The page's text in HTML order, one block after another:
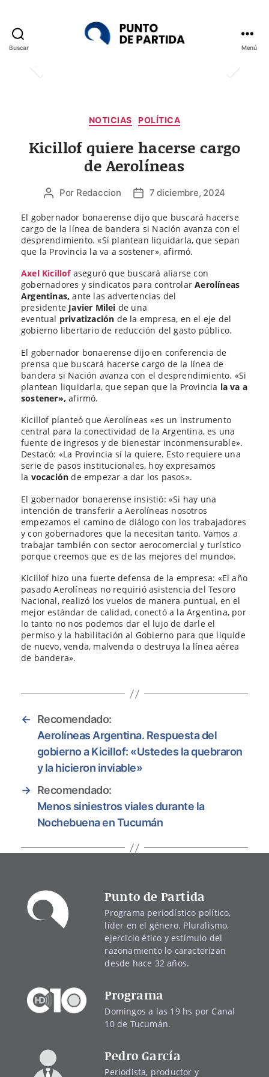
Buscar Menú
Categorías
NOTICIAS POLÍTICA
Kicillof quiere hacerse cargo
de Aerolíneas
Autor
la
entrada
Por Redaccion
Fecha
la
entrada
7 diciembre, 2024
El gobernador bonaerense dijo que buscará hacerse
cargo de la línea de bandera si Nación avanza con el
desprendimiento. «Si plantean liquidarla, que sepan
que la Provincia la va a sostener», afirmó.
Axel Kicillofaseguró que buscará aliarse con
gobernadores y sindicatos para controlarAerolíneas
Argentinas, ante las advertencias del
presidente Javier Milei de una
eventual privatización de la empresa, en el eje del
gobierno libertario de reducción del gasto público.
El gobernador bonaerense dijo en conferencia de
prensa que buscará hacerse cargo de la línea de
bandera si Nación avanza con el desprendimiento. «Si
plantean liquidarla, que sepan que la Provincia la va a
sostener»,afirmó.
Kicillof planteó que Aerolíneas «es un instrumento
central para la conectividad de la Argentina, es una
fuente de ingresos y de bienestar inconmensurable».
Destacó: «La Provincia sí la quiere. Esto requiere una
serie de pasos institucionales, hoy expresamos
la vocaciónde empezar a dar los pasos».
El gobernador bonaerense insistió: «Si hay una
intención de transferir a Aerolíneas nosotros
empezamos el camino de diálogo con los trabajadores
y con gobernadores que la necesitan tanto. Vamos a
trabajar también con sector aerocomercial y turístico
porque creemos que es de las mejores del mundo».
Kicillof hizo una fuerte defensa de la empresa: «El año
pasado Aerolíneas no requirió asistencia del Tesoro
Nacional, realizó los vuelos de manera puntual, en el
mejor estándar de calidad, conectó a la Argentina, por
lo tanto no nos podemos dar el lujo de darle el
permiso y la habilitación al Gobierno para que liquide
de nuevo, venda, malvenda o destruya la línea aérea
de bandera».
←
Recomendado:
Aerolíneas Argentina. Respuesta del
gobierno a Kicillof: «Ustedes la quebraron
y la hicieron inviable»
→ Recomendado:
Menos siniestros viales durante la
Nochebuena en Tucumán
Punto de Partida
Programa periodístico político,
líder en el género. Pluralismo,
ejercicio ético y estímulo del
razonamiento lo caracterizan
desde hace 32 años.
Programa
Domingos a las 19 hs por Canal
10 de Tucumán.
Pedro García
Periodista, productor y